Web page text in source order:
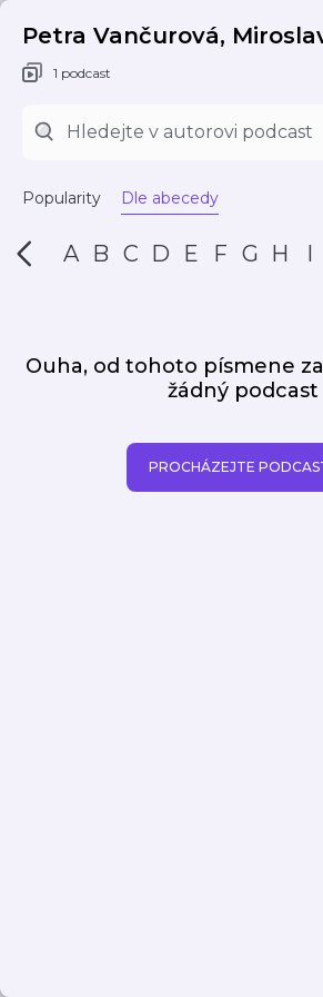
Petra Vančurová,
1 podcast
Popularity Dle abecedy
A B C D E F G H I
Ouha, od tohoto písmene
žádný podcast
PROCHÁZEJTE